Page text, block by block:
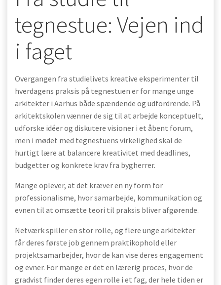
tegnestue: Vejen ind
i faget
Overgangen fra studielivets kreative eksperimenter til
hverdagens praksis på tegnestuen er for mange unge
arkitekter i Aarhus både spændende og udfordrende. På
arkitektskolen vænner de sig til at arbejde konceptuelt,
udforske idéer og diskutere visioner i et åbent forum,
men i mødet med tegnestuens virkelighed skal de
hurtigt lære at balancere kreativitet med deadlines,
budgetter og konkrete krav fra bygherrer.
Mange oplever, at det kræver en ny form for
professionalisme, hvor samarbejde, kommunikation og
evnen til at omsætte teori til praksis bliver afgørende.
Netværk spiller en stor rolle, og flere unge arkitekter
får deres første job gennem praktikophold eller
projektsamarbejder, hvor de kan vise deres engagement
og evner. For mange er det en lærerig proces, hvor de
gradvist finder deres egen rolle i et fag, der hele tiden er